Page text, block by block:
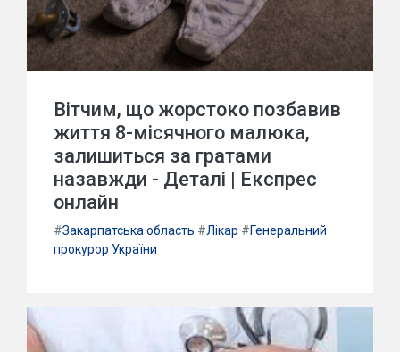
Вітчим, що жорстоко позбавив
життя 8-місячного малюка,
залишиться за гратами
назавжди - Деталі | Експрес
онлайн
#Закарпатська область #Лікар #Генеральний
прокурор України